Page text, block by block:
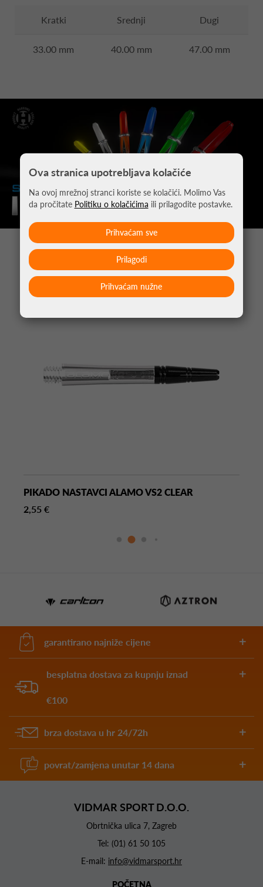
Kratki Srednji Dugi
33.00 mm 40.00 mm 47.00 mm
MOŽDA VAS ZANIMA
PIKADO NASTAVCI ALAMO VS2 CLEAR
2,55 €
garantirano najniže cijene
besplatna dostava za kupnju iznad
€100
brza dostava u hr 24/72h
povrat/zamjena unutar 14 dana
VIDMAR SPORT D.O.O.
Obrtnička ulica 7, Zagreb
Tel: (01) 61 50 105
E-mail: info@vidmarsport.hr
POČETNA
Ova stranica upotrebljava kolačiće
Na ovoj mrežnoj stranci koriste se kolačići. Molimo Vas
da pročitate Politiku o kolačićima ili prilagodite postavke.
Prihvaćam nužne
Prilagodi
Prihvaćam sve